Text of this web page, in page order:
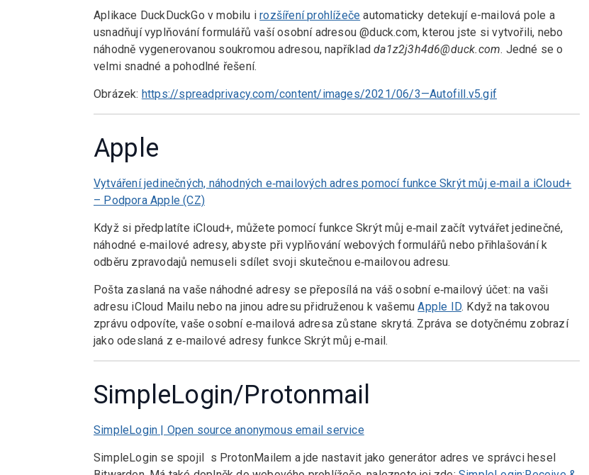
Aplikace DuckDuckGo v mobilu irozšíření prohlížeče automaticky detekují e-mailová pole a
usnadňují vyplňování formulářů vaší osobní adresou @duck.com, kterou jste si vytvořili, nebo
náhodně vygenerovanou soukromou adresou, napříkladda1z2j3h4d6@duck.com. Jedné se o
velmi snadné a pohodlné řešení.
Obrázek: https://spreadprivacy.com/content/images/2021/06/3—Autofill.v5.gif
Apple
Vytváření jedinečných, náhodných e‑mailových adres pomocí funkce Skrýt můj e‑mail a iCloud+
– Podpora Apple (CZ)
Když si předplatíte iCloud+, můžete pomocí funkce Skrýt můj e‑mail začít vytvářet jedinečné,
náhodné e‑mailové adresy, abyste při vyplňování webových formulářů nebo přihlašování k
odběru zpravodajů nemuseli sdílet svoji skutečnou e‑mailovou adresu.
Pošta zaslaná na vaše náhodné adresy se přeposílá na váš osobní e‑mailový účet: na vaši
adresu iCloud Mailu nebo na jinou adresu přidruženou k vašemuApple ID. Když na takovou
zprávu odpovíte, vaše osobní e‑mailová adresa zůstane skrytá. Zpráva se dotyčnému zobrazí
jako odeslaná z e‑mailové adresy funkce Skrýt můj e‑mail.
SimpleLogin/Protonmail
SimpleLogin | Open source anonymous email service
SimpleLogin se spojil s ProtonMailem a jde nastavit jako generátor adres ve správci hesel